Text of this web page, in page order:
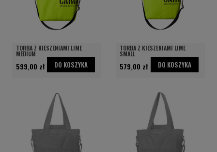
TORBA Z KIESZENIAMI LIME
MEDIUM
599,00 zł DO KOSZYKA
TORBA Z KIESZENIAMI LIME
SMALL
579,00 zł DO KOSZYKA